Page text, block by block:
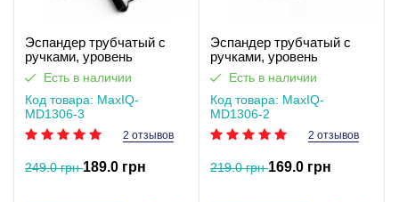
Эспандер трубчатый с
ручками, уровень
сопротивления 3 MaxIQ-
MD1306
Есть в наличии
Код товара: MaxIQ-
MD1306-3
2 отзывов
249.0 грн189.0 грн
Эспандер трубчатый с
ручками, уровень
сопротивления 2 MaxIQ-
MD1306
Есть в наличии
Код товара: MaxIQ-
MD1306-2
2 отзывов
219.0 грн169.0 грн